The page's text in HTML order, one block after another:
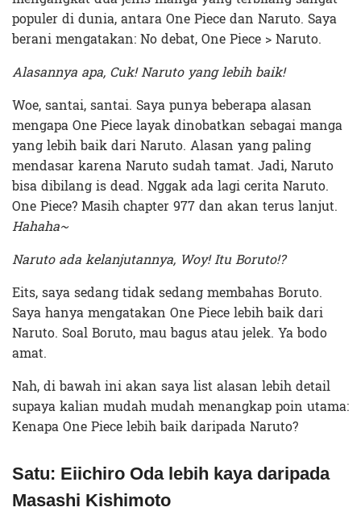
populer di dunia, antara One Piece dan Naruto. Saya
berani mengatakan: No debat, One Piece > Naruto.
Alasannya apa, Cuk! Naruto yang lebih baik!
Woe, santai, santai. Saya punya beberapa alasan
mengapa One Piece layak dinobatkan sebagai manga
yang lebih baik dari Naruto. Alasan yang paling
mendasar karena Naruto sudah tamat. Jadi, Naruto
bisa dibilang is dead. Nggak ada lagi cerita Naruto.
One Piece? Masih chapter 977 dan akan terus lanjut.
Hahaha~
Naruto ada kelanjutannya, Woy! Itu Boruto!?
Eits, saya sedang tidak sedang membahas Boruto.
Saya hanya mengatakan One Piece lebih baik dari
Naruto. Soal Boruto, mau bagus atau jelek. Ya bodo
amat.
Nah, di bawah ini akan saya list alasan lebih detail
supaya kalian mudah mudah menangkap poin utama:
Kenapa One Piece lebih baik daripada Naruto?
Satu: Eiichiro Oda lebih kaya daripada
Masashi Kishimoto